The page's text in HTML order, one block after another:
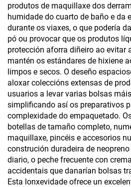
produtos de maquillaxe dos
humidade do cuarto de baño e da
durante os viaxes, o que podería
pó ou provocar que os produtos
protección aforra diñeiro ao evitar
mantén os estándares de hixiene
limpos e secos. O deseño
aloxar coleccións extensas de
usuarios a levar varias bolsas
simplificando así os preparativos
complexidade do empaquetado.
botellas de tamaño completo,
maquillaxe, pincéis e accesorios
construción duradeira de
diario, o peche frecuente con
accidentais que danarían bolsas
Esta lonxevidade ofrece un